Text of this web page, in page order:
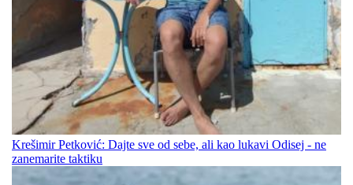
Krešimir Petković: Dajte sve od sebe, ali kao lukavi Odisej - ne
zanemarite taktiku